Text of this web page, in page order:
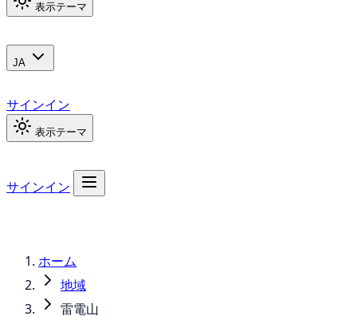
表示テーマ
JA
サインイン
表示テーマ
サインイン
ホーム
地域
雷電山